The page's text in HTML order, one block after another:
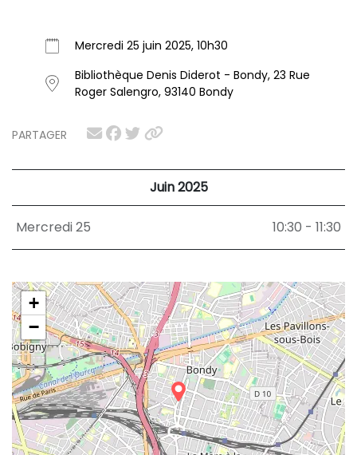
PARTAGER
Juin 2025
Mercredi 25 10:30 - 11:30
+
−
Mercredi 25 juin 2025, 10h30
Bibliothèque Denis Diderot - Bondy, 23 Rue
Roger Salengro, 93140 Bondy